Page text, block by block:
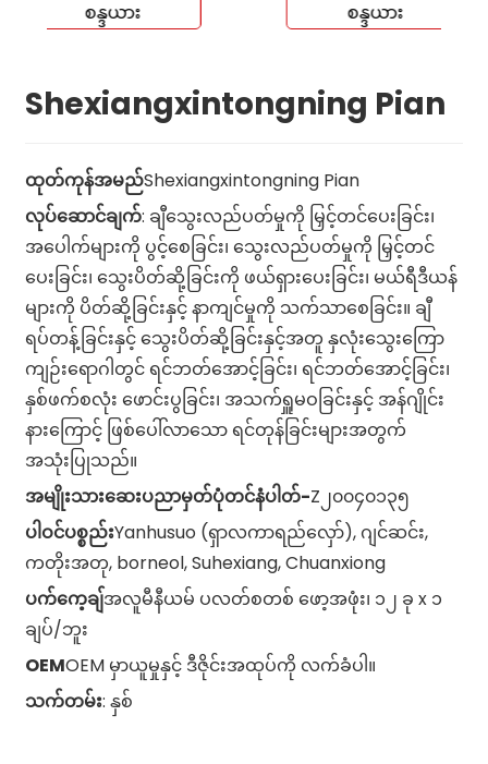
Shexiangxintongning Pian
ထုတ်ကုန်အမည်Shexiangxintongning Pian
လုပ်ဆောင်ချက်: ချီသွေးလည်ပတ်မှုကို မြှင့်တင်ပေးခြင်း၊
အပေါက်များကို ပွင့်စေခြင်း၊ သွေးလည်ပတ်မှုကို မြှင့်တင်
ပေးခြင်း၊ သွေးပိတ်ဆို့ခြင်းကို ဖယ်ရှားပေးခြင်း၊ မယ်ရီဒီယန်
များကို ပိတ်ဆို့ခြင်းနှင့် နာကျင်မှုကို သက်သာစေခြင်း။ ချီ
ရပ်တန့်ခြင်းနှင့် သွေးပိတ်ဆို့ခြင်းနှင့်အတူ နှလုံးသွေးကြော
ကျဉ်းရောဂါတွင် ရင်ဘတ်အောင့်ခြင်း၊ ရင်ဘတ်အောင့်ခြင်း၊
နှစ်ဖက်စလုံး ဖောင်းပွခြင်း၊ အသက်ရှူမဝခြင်းနှင့် အန်ဂျိုင်း
နားကြောင့် ဖြစ်ပေါ်လာသော ရင်တုန်ခြင်းများအတွက်
အသုံးပြုသည်။
အမျိုးသားဆေးပညာမှတ်ပုံတင်နံပါတ်-Z၂၀၀၄၀၁၃၅
ပါဝင်ပစ္စည်းYanhusuo (ရှာလကာရည်လှော်), ဂျင်ဆင်း,
ကတိုးအတု, borneol, Suhexiang, Chuanxiong
ပက်ကေ့ချ်အလူမီနီယမ် ပလတ်စတစ် ဖော့အဖုံး၊ ၁၂ ခု x ၁
ချပ်/ဘူး
OEMOEM မှာယူမှုနှင့် ဒီဇိုင်းအထုပ်ကို လက်ခံပါ။
သက်တမ်း: နှစ်